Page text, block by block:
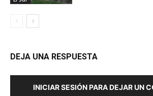
DEJA UNA RESPUESTA
INICIAR SESIÓN PARA DEJAR UN